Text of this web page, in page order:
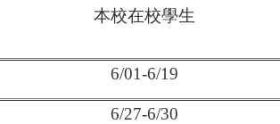
本校在校學生
6/01-6/19
6/27-6/30